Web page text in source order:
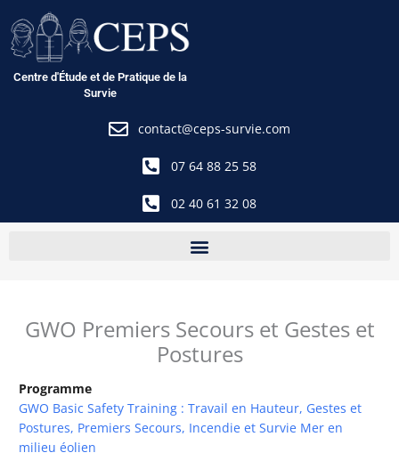
au
contenu
Centre d'Étude et de Pratique de la
Survie
contact@ceps-survie.com
07 64 88 25 58
02 40 61 32 08
GWO Premiers Secours et Gestes et
Postures
Programme
GWO Basic Safety Training : Travail en Hauteur, Gestes et
Postures, Premiers Secours, Incendie et Survie Mer en
milieu éolien